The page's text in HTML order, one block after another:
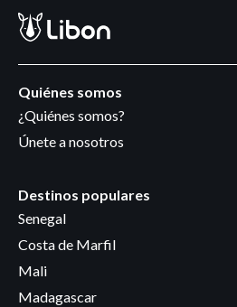
Quiénes somos
¿Quiénes somos?
Únete a nosotros
Destinos populares
Senegal
Costa de Marfil
Mali
Madagascar